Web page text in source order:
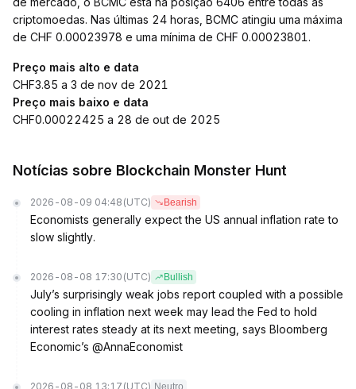
criptomoedas. Nas últimas 24 horas, BCMC atingiu uma máxima
de CHF 0.00023978 e uma mínima de CHF 0.00023801.
Preço mais alto e data
CHF3.85 a 3 de nov de 2021
Preço mais baixo e data
CHF0.00022425 a 28 de out de 2025
Notícias sobre Blockchain Monster Hunt
2026-08-09 04:48 (UTC) Bearish
Economists generally expect the US annual inflation rate to
slow slightly.
2026-08-08 17:30 (UTC) Bullish
July’s surprisingly weak jobs report coupled with a possible
cooling in inflation next week may lead the Fed to hold
interest rates steady at its next meeting, says Bloomberg
Economic’s @AnnaEconomist
2026-08-08 13:17 (UTC) Neutro